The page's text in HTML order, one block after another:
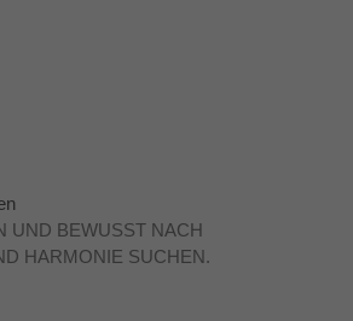
UND BEWUSST NACH
HARMONIE SUCHEN.